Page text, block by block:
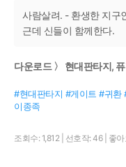
사람살려. - 환생한 지구
근데 신들이 함께한다.
다운로드 〉 현대판타지,
#현대판타지 #게이트 #귀
이종족
조회수: 1,812 선호작: 46 좋